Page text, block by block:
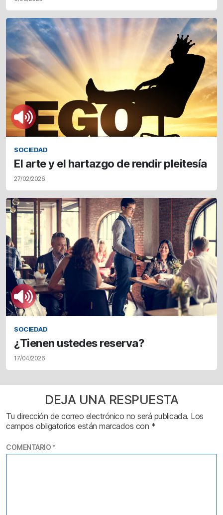
SOCIEDAD
El arte y el hartazgo de rendir pleitesía
27/02/2026
SOCIEDAD
¿Tienen ustedes reserva?
17/04/2026
DEJA UNA RESPUESTA
Tu dirección de correo electrónico no será publicada. Los
campos obligatorios están marcados con *
COMENTARIO *